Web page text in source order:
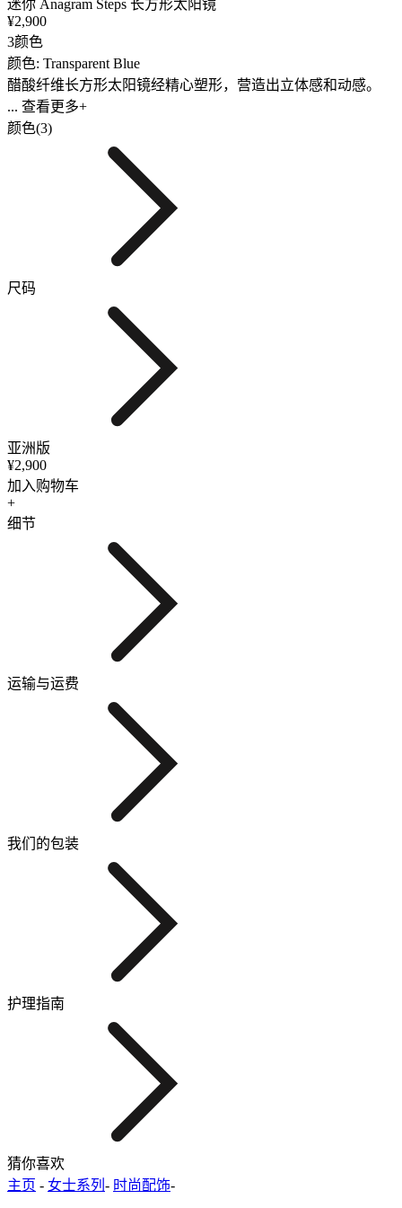
迷你 Anagram Steps 长方形太阳镜
¥2,900
3颜色
颜色: Transparent Blue
醋酸纤维长方形太阳镜经精心塑形，营造出立体感和动感。
... 查看更多+
颜色(3)
尺码
亚洲版
¥2,900
加入购物车
+
细节
运输与运费
我们的包装
护理指南
猜你喜欢
主页 - 女士系列 - 时尚配饰-